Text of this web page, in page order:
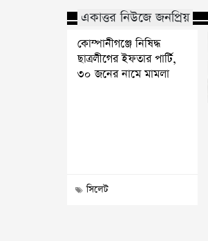
একাত্তর নিউজে জনপ্রিয়
কোম্পানীগঞ্জে নিষিদ্ধ
ছাত্রলীগের ইফতার পার্টি,
৩০ জনের নামে মামলা
সিলেট